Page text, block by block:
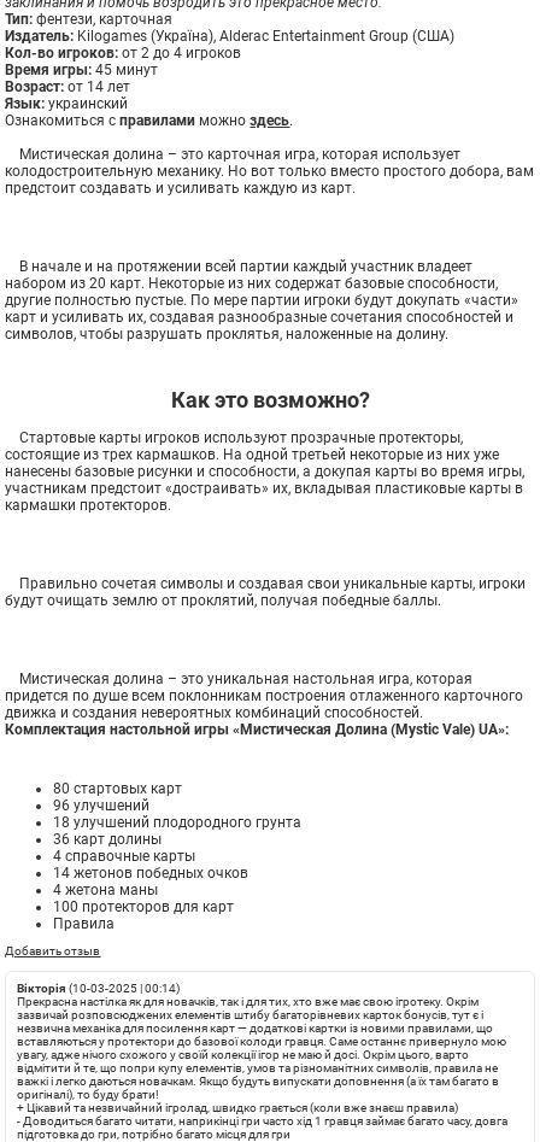
Тип: фентези, карточная
Издатель: Kilogames (Україна), Alderac Entertainment Group (США)
Кол-во игроков: от 2 до 4 игроков
Время игры: 45 минут
Возраст: от 14 лет
Язык: украинский
Ознакомиться справилами можноздесь.
Мистическая долина – это карточная игра, которая использует
колодостроительную механику. Но вот только вместо простого добора, вам
предстоит создавать и усиливать каждую из карт.
В начале и на протяжении всей партии каждый участник владеет
набором из 20 карт. Некоторые из них содержат базовые способности,
другие полностью пустые. По мере партии игроки будут докупать «части»
карт и усиливать их, создавая разнообразные сочетания способностей и
символов, чтобы разрушать проклятья, наложенные на долину.
Как это возможно?
Стартовые карты игроков используют прозрачные протекторы,
состоящие из трех кармашков. На одной третьей некоторые из них уже
нанесены базовые рисунки и способности, а докупая карты во время игры,
участникам предстоит «достраивать» их, вкладывая пластиковые карты в
кармашки протекторов.
Правильно сочетая символы и создавая свои уникальные карты, игроки
будут очищать землю от проклятий, получая победные баллы.
Мистическая долина – это уникальная настольная игра, которая
придется по душе всем поклонникам построения отлаженного карточного
движка и создания невероятных комбинаций способностей.
Комплектация настольной игры «Мистическая Долина (Mystic Vale) UA»:
80 стартовых карт
96 улучшений
18 улучшений плодородного грунта
36 карт долины
4 справочные карты
14 жетонов победных очков
4 жетона маны
100 протекторов для карт
Правила
Добавить отзыв
Вікторія (10-03-2025 | 00:14)
Прекрасна настілка як для новачків, так і для тих, хто вже має свою ігротеку. Окрім
зазвичай розповсюджених елементів штибу багаторівневих карток бонусів, тут є і
незвична механіка для посилення карт — додаткові картки із новими правилами, що
вставляються у протектори до базової колоди гравця. Саме останнє привернуло мою
увагу, адже нічого схожого у своїй колекції ігор не маю й досі. Окрім цього, варто
відмітити й те, що попри купу елементів, умов та різноманітних символів, правила не
важкі і легко даються новачкам. Якщо будуть випускати доповнення (а їх там багато в
оригіналі), то буду брати!
+Цікавий та незвичайний ігролад, швидко грається (коли вже знаєш правила)
- Доводиться багато читати, наприкінці гри часто хід 1 гравця займає багато часу, довга
підготовка до гри, потрібно багато місця для гри